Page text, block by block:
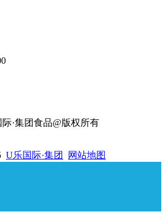
·集团食品@版权所有
U乐国际·集团
网站地图